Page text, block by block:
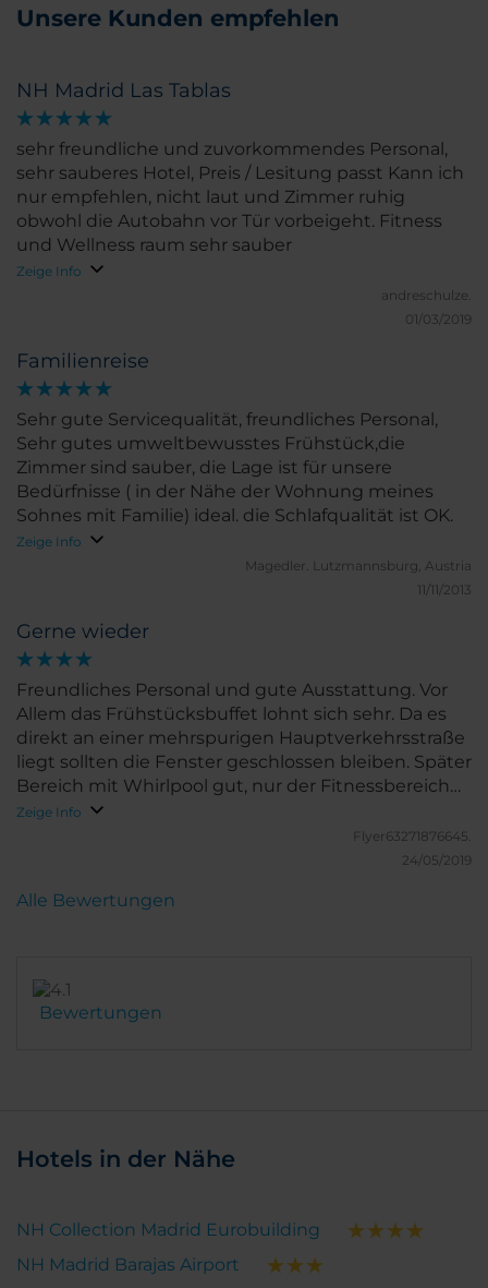
Unsere Kunden empfehlen
NH Madrid Las Tablas
sehr freundliche und zuvorkommendes Personal,
sehr sauberes Hotel, Preis / Lesitung passt Kann ich
nur empfehlen, nicht laut und Zimmer ruhig
obwohl die Autobahn vor Tür vorbeigeht. Fitness
und Wellness raum sehr sauber
Zeige Info
andreschulze.
01/03/2019
Familienreise
Sehr gute Servicequalität, freundliches Personal,
Sehr gutes umweltbewusstes Frühstück,die
Zimmer sind sauber, die Lage ist für unsere
Bedürfnisse ( in der Nähe der Wohnung meines
Sohnes mit Familie) ideal. die Schlafqualität ist OK.
Zeige Info
Magedler. Lutzmannsburg, Austria
11/11/2013
Gerne wieder
Freundliches Personal und gute Ausstattung. Vor
Allem das Frühstücksbuffet lohnt sich sehr. Da es
direkt an einer mehrspurigen Hauptverkehrsstraße
liegt sollten die Fenster geschlossen bleiben. Später
Bereich mit Whirlpool gut, nur der Fitnessbereich
ist sehr klein, heiß und in die Jahre gekommen.
Zeige Info
Flyer63271876645.
24/05/2019
Bewertungen
Alle Bewertungen
Hotels in der Nähe
NH Collection Madrid Eurobuilding
NH Madrid Barajas Airport